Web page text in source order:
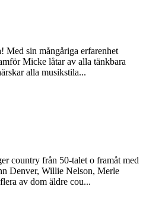
Med sin mångåriga erfarenhet
Micke låtar av alla tänkbara
alla musikstila...
country från 50-talet o framåt med
Denver, Willie Nelson, Merle
av dom äldre cou...